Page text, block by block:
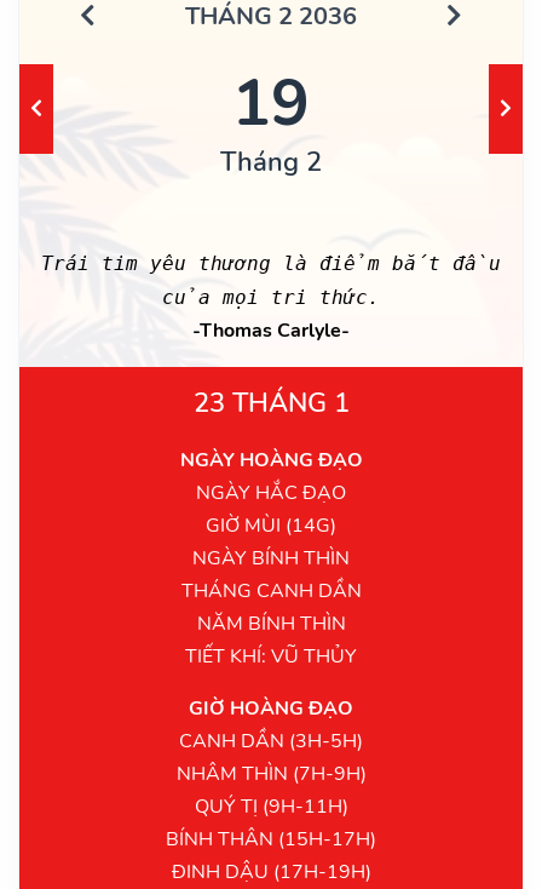
THÁNG 2 2036
19
Tháng 2
Trái tim yêu thương là điểm bắt đầu
của mọi tri thức.
-Thomas Carlyle-
23 THÁNG 1
NGÀY HOÀNG ĐẠO
NGÀY HẮC ĐẠO
GIỜ MÙI (14G)
NGÀY BÍNH THÌN
THÁNG CANH DẦN
NĂM BÍNH THÌN
TIẾT KHÍ: VŨ THỦY
GIỜ HOÀNG ĐẠO
CANH DẦN (3H-5H)
NHÂM THÌN (7H-9H)
QUÝ TỊ (9H-11H)
BÍNH THÂN (15H-17H)
ĐINH DẬU (17H-19H)